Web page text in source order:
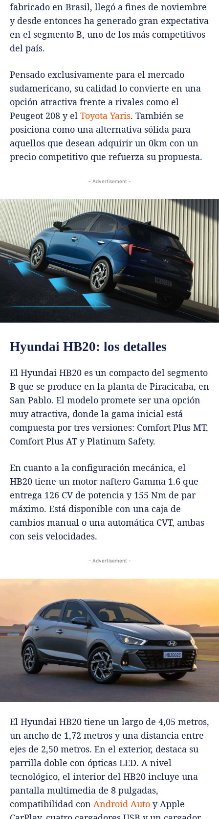
fabricado en Brasil, llegó a fines de noviembre
y desde entonces ha generado gran expectativa
en el segmento B, uno de los más competitivos
del país.
Pensado exclusivamente para el mercado
sudamericano, su calidad lo convierte en una
opción atractiva frente a rivales como el
Peugeot 208 y el Toyota Yaris. También se
posiciona como una alternativa sólida para
aquellos que desean adquirir un 0km con un
precio competitivo que refuerza su propuesta.
- Advertisement -
Hyundai HB20: los detalles
El Hyundai HB20 es un compacto del segmento
B que se produce en la planta de Piracicaba, en
San Pablo. El modelo promete ser una opción
muy atractiva, donde la gama inicial está
compuesta por tres versiones: Comfort Plus MT,
Comfort Plus AT y Platinum Safety.
En cuanto a la configuración mecánica, el
HB20 tiene un motor naftero Gamma 1.6 que
entrega 126 CV de potencia y 155 Nm de par
máximo. Está disponible con una caja de
cambios manual o una automática CVT, ambas
con seis velocidades.
- Advertisement -
El Hyundai HB20 tiene un largo de 4,05 metros,
un ancho de 1,72 metros y una distancia entre
ejes de 2,50 metros. En el exterior, destaca su
parrilla doble con ópticas LED. A nivel
tecnológico, el interior del HB20 incluye una
pantalla multimedia de 8 pulgadas,
compatibilidad con Android Auto y Apple